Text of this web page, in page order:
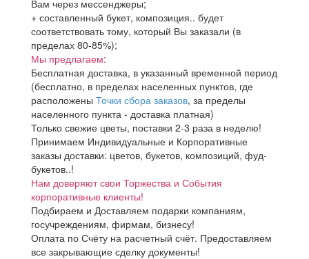
Вам через мессенджеры;
+ составленный букет, композиция.. будет
соответствовать тому, который Вы заказали (в
пределах 80-85%);
Мы предлагаем:
Бесплатная доставка, в указанный временной период
(бесплатно, в пределах населенных пунктов, где
расположены Точки сбора заказов, за пределы
населенного пункта - доставка платная)
Только свежие цветы, поставки 2-3 раза в неделю!
Принимаем Индивидуальные и Корпоративные
заказы доставки: цветов, букетов, композиций, фуд-
букетов..!
Нам доверяют свои Торжества и События
корпоративные клиенты!
Подбираем и Доставляем подарки компаниям,
госучреждениям, фирмам, бизнесу!
Оплата по Счёту на расчетный счёт. Предоставляем
все закрывающие сделку документы!